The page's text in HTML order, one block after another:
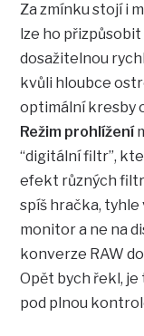
Za zmínku stojí i
lze ho
dosažitelnou
kvůli hloubce
optimální kresby
Režim prohlížení
“digitální filtr”,
efekt různých
spíš hračka, tyhle
monitor a ne na
konverze RAW
Opět bych řekl, je
pod plnou